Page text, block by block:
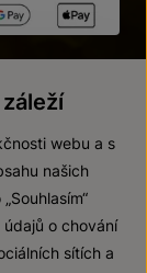
webu a s
našich
o chování
sítích a